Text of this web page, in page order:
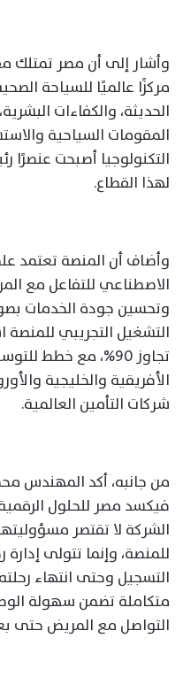
وأشار إلى أن مصر تمتلك
مركزًا عالميًا للسياحة
الحديثة، والكفاءات
المقومات السياحية
التكنولوجيا أصبحت عنصرًا
لهذا القطاع.
وأضاف أن المنصة تعتمد
الاصطناعي للتفاعل مع
وتحسين جودة الخدمات
تجاوز 90%، مع
الأفريقية والخليجية
شركات التأمين العالمية.
من جانبه، أكد المهندس
الشركة لا تقتصر
للمنصة، وإنما تتولى
التسجيل وحتى انتهاء
متكاملة تضمن سهولة
التواصل مع المريض حتى